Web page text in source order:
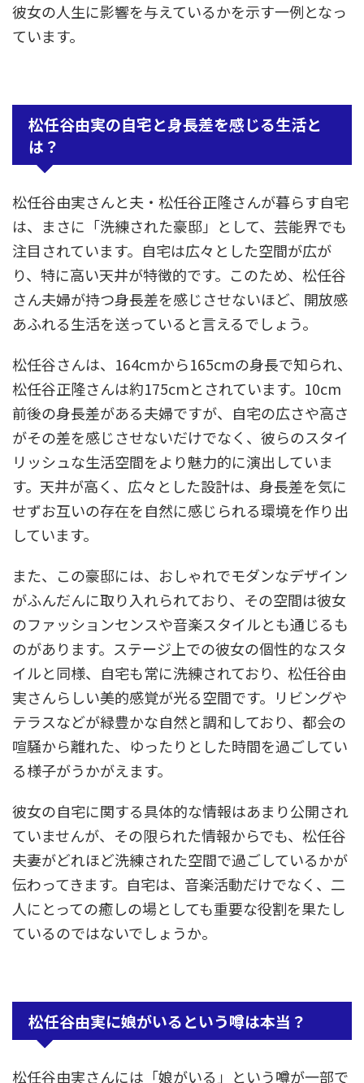
彼女の人生に影響を与えているかを示す一例となっ
ています。
松任谷由実の自宅と身長差を感じる生活と
は？
松任谷由実さんと夫・松任谷正隆さんが暮らす自宅
は、まさに「洗練された豪邸」として、芸能界でも
注目されています。自宅は広々とした空間が広が
り、特に高い天井が特徴的です。このため、松任谷
さん夫婦が持つ身長差を感じさせないほど、開放感
あふれる生活を送っていると言えるでしょう。
松任谷さんは、164cmから165cmの身長で知られ、
松任谷正隆さんは約175cmとされています。10cm
前後の身長差がある夫婦ですが、自宅の広さや高さ
がその差を感じさせないだけでなく、彼らのスタイ
リッシュな生活空間をより魅力的に演出していま
す。天井が高く、広々とした設計は、身長差を気に
せずお互いの存在を自然に感じられる環境を作り出
しています。
また、この豪邸には、おしゃれでモダンなデザイン
がふんだんに取り入れられており、その空間は彼女
のファッションセンスや音楽スタイルとも通じるも
のがあります。ステージ上での彼女の個性的なスタ
イルと同様、自宅も常に洗練されており、松任谷由
実さんらしい美的感覚が光る空間です。リビングや
テラスなどが緑豊かな自然と調和しており、都会の
喧騒から離れた、ゆったりとした時間を過ごしてい
る様子がうかがえます。
彼女の自宅に関する具体的な情報はあまり公開され
ていませんが、その限られた情報からでも、松任谷
夫妻がどれほど洗練された空間で過ごしているかが
伝わってきます。自宅は、音楽活動だけでなく、二
人にとっての癒しの場としても重要な役割を果たし
ているのではないでしょうか。
松任谷由実に娘がいるという噂は本当？
松任谷由実さんには「娘がいる」という噂が一部で